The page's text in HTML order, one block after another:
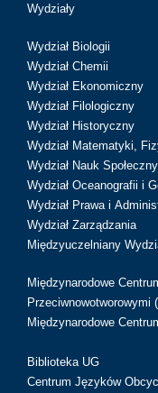
Wydziały
Wydział Biologii
Wydział Chemii
Wydział Ekonomiczny
Wydział Filologiczny
Wydział Historyczny
Wydział Matematyki,
Wydział Nauk
Wydział Oceanografii i
Wydział Prawa i
Wydział Zarządzania
Międzyuczelniany
Międzynarodowe
Przeciwnowotworowymi
Międzynarodowe
Biblioteka UG
Centrum Języków